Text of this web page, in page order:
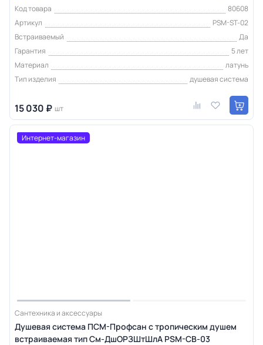
Код товара
80608
Артикул
PSM-ST-02
Встраиваемый
Да
Гарантия
5 лет
Материал
латунь
Тип изделия
душевая система
15 030 ₽ шт
Интернет-магазин
Сантехника и аксессуары
Душевая система ПСМ-Профсан с тропическим душем
встраиваемая тип См-ДшОРЗШтШлА PSM-CB-03